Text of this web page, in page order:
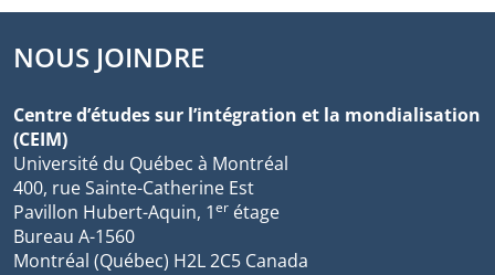
NOUS JOINDRE
Centre d’études sur l’intégration et la mondialisation
(CEIM)
Université du Québec à Montréal
400, rue Sainte-Catherine Est
Pavillon Hubert-Aquin, 1er étage
Bureau A-1560
Montréal (Québec) H2L 2C5 Canada